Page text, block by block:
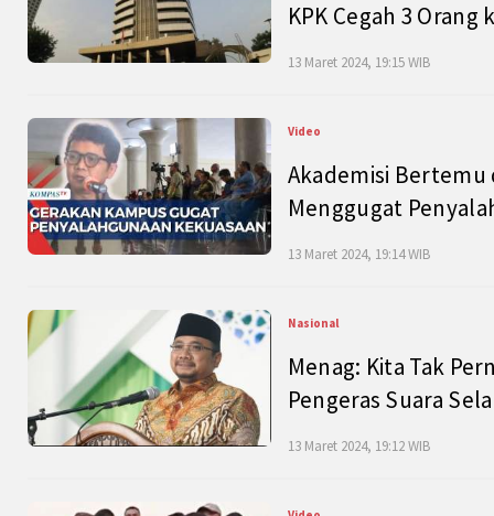
KPK Cegah 3 Orang
13 Maret 2024, 19:15 WIB
Video
Akademisi Bertemu
Menggugat
13 Maret 2024, 19:14 WIB
Nasional
Menag: Kita Tak
Pengeras Suara
13 Maret 2024, 19:12 WIB